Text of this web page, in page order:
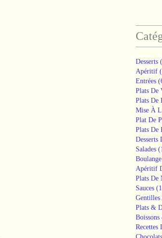
Desserts
Apéritif
Entrées
Plats De
Plats De
Mise À
Plat De
Plats De
Desserts
Salades
Apéritif
Plats De
Sauces
Gentilles
Plats &
Recettes